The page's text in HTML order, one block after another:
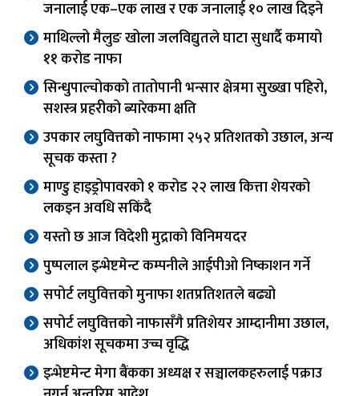
जनालाई एक–एक लाख र एक जनालाई १० लाख दिइने
माथिल्लो मैलुङ खोला जलविद्युतले घाटा सुधार्दै कमायो
११ करोड नाफा
सिन्धुपाल्चोकको तातोपानी भन्सार क्षेत्रमा सुख्खा पहिरो,
सशस्त्र प्रहरीको ब्यारेकमा क्षति
उपकार लघुवित्तको नाफामा २५२ प्रतिशतको उछाल, अन्य
सूचक कस्ता ?
माण्डु हाइड्रोपावरको १ करोड २२ लाख कित्ता शेयरको
लकइन अवधि सकिंदै
यस्तो छ आज विदेशी मुद्राको विनिमयदर
पुष्पलाल इन्भेष्टमेन्ट कम्पनीले आईपीओ निष्काशन गर्ने
सपोर्ट लघुवित्तको मुनाफा शतप्रतिशतले बढ्यो
सपोर्ट लघुवित्तको नाफासँगै प्रतिशेयर आम्दानीमा उछाल,
अधिकांश सूचकमा उच्च वृद्धि
इन्भेष्टमेन्ट मेगा बैंकका अध्यक्ष र सञ्चालकहरुलाई पक्राउ